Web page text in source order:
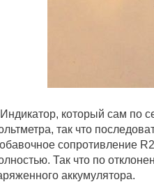
который сам по
так что
сопротивление
Так что по
аккумулятора.